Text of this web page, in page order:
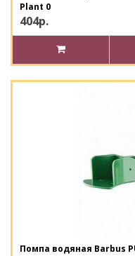
Plant 0
404р.
Помпа водяная Barbus